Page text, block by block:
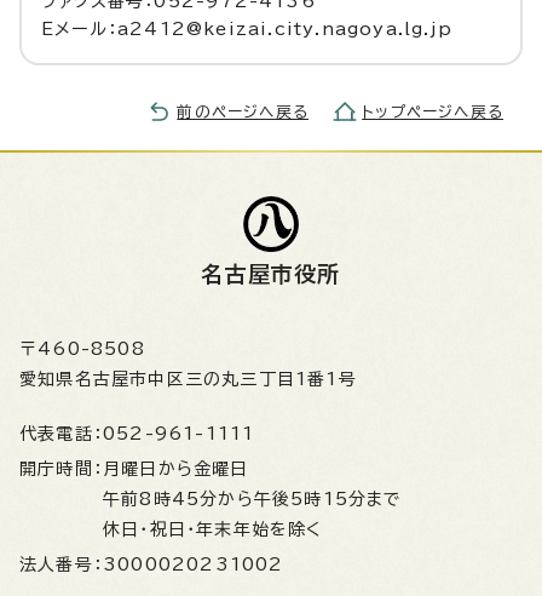
Eメール：a2412@keizai.city.nagoya.lg.jp
前のページへ戻る トップページへ戻る
名古屋市役所
〒460-8508
愛知県名古屋市中区三の丸三丁目1番1号
代表電話： 052-961-1111
開庁時間： 月曜日から金曜日
午前8時45分から午後5時15分まで
休日・祝日・年末年始を除く
法人番号： 3000020231002